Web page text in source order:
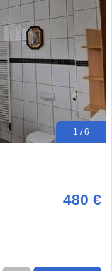
1 / 6
480 €